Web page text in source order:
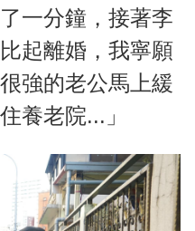
一分鐘，接著李
起離婚，我寧願
強的老公馬上緩
養老院...」